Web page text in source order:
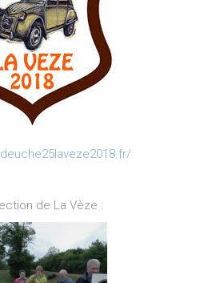
de La Vèze :